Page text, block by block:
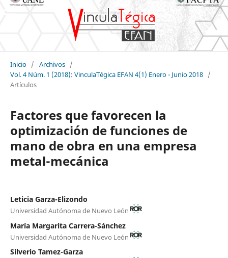
Inicio / Archivos /
Vol. 4 Núm. 1 (2018): VinculaTégica EFAN 4(1) Enero - Junio 2018 /
Artículos
Factores que favorecen la
optimización de funciones de
mano de obra en una empresa
metal-mecánica
Leticia Garza-Elizondo
Universidad Autónoma de Nuevo León
María Margarita Carrera-Sánchez
Universidad Autónoma de Nuevo León
Silverio Tamez-Garza